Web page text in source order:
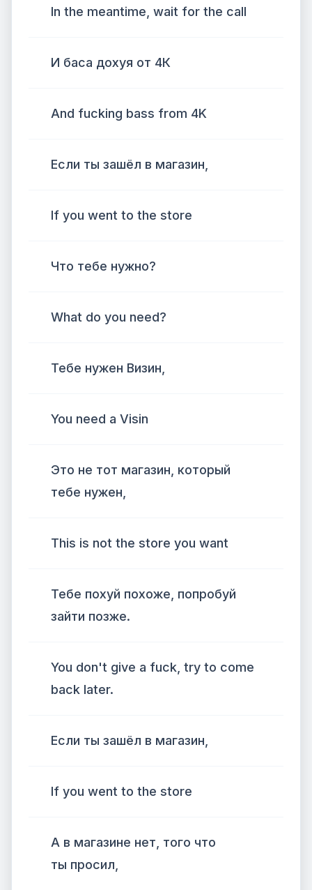
In the meantime, wait for the call
И баса дохуя от 4К
And fucking bass from 4K
Если ты зашёл в магазин,
If you went to the store
Что тебе нужно?
What do you need?
Тебе нужен Визин,
You need a Visin
Это не тот магазин, который
тебе нужен,
This is not the store you want
Тебе похуй похоже, попробуй
зайти позже.
You don't give a fuck, try to come
back later.
Если ты зашёл в магазин,
If you went to the store
А в магазине нет, того что
ты просил,